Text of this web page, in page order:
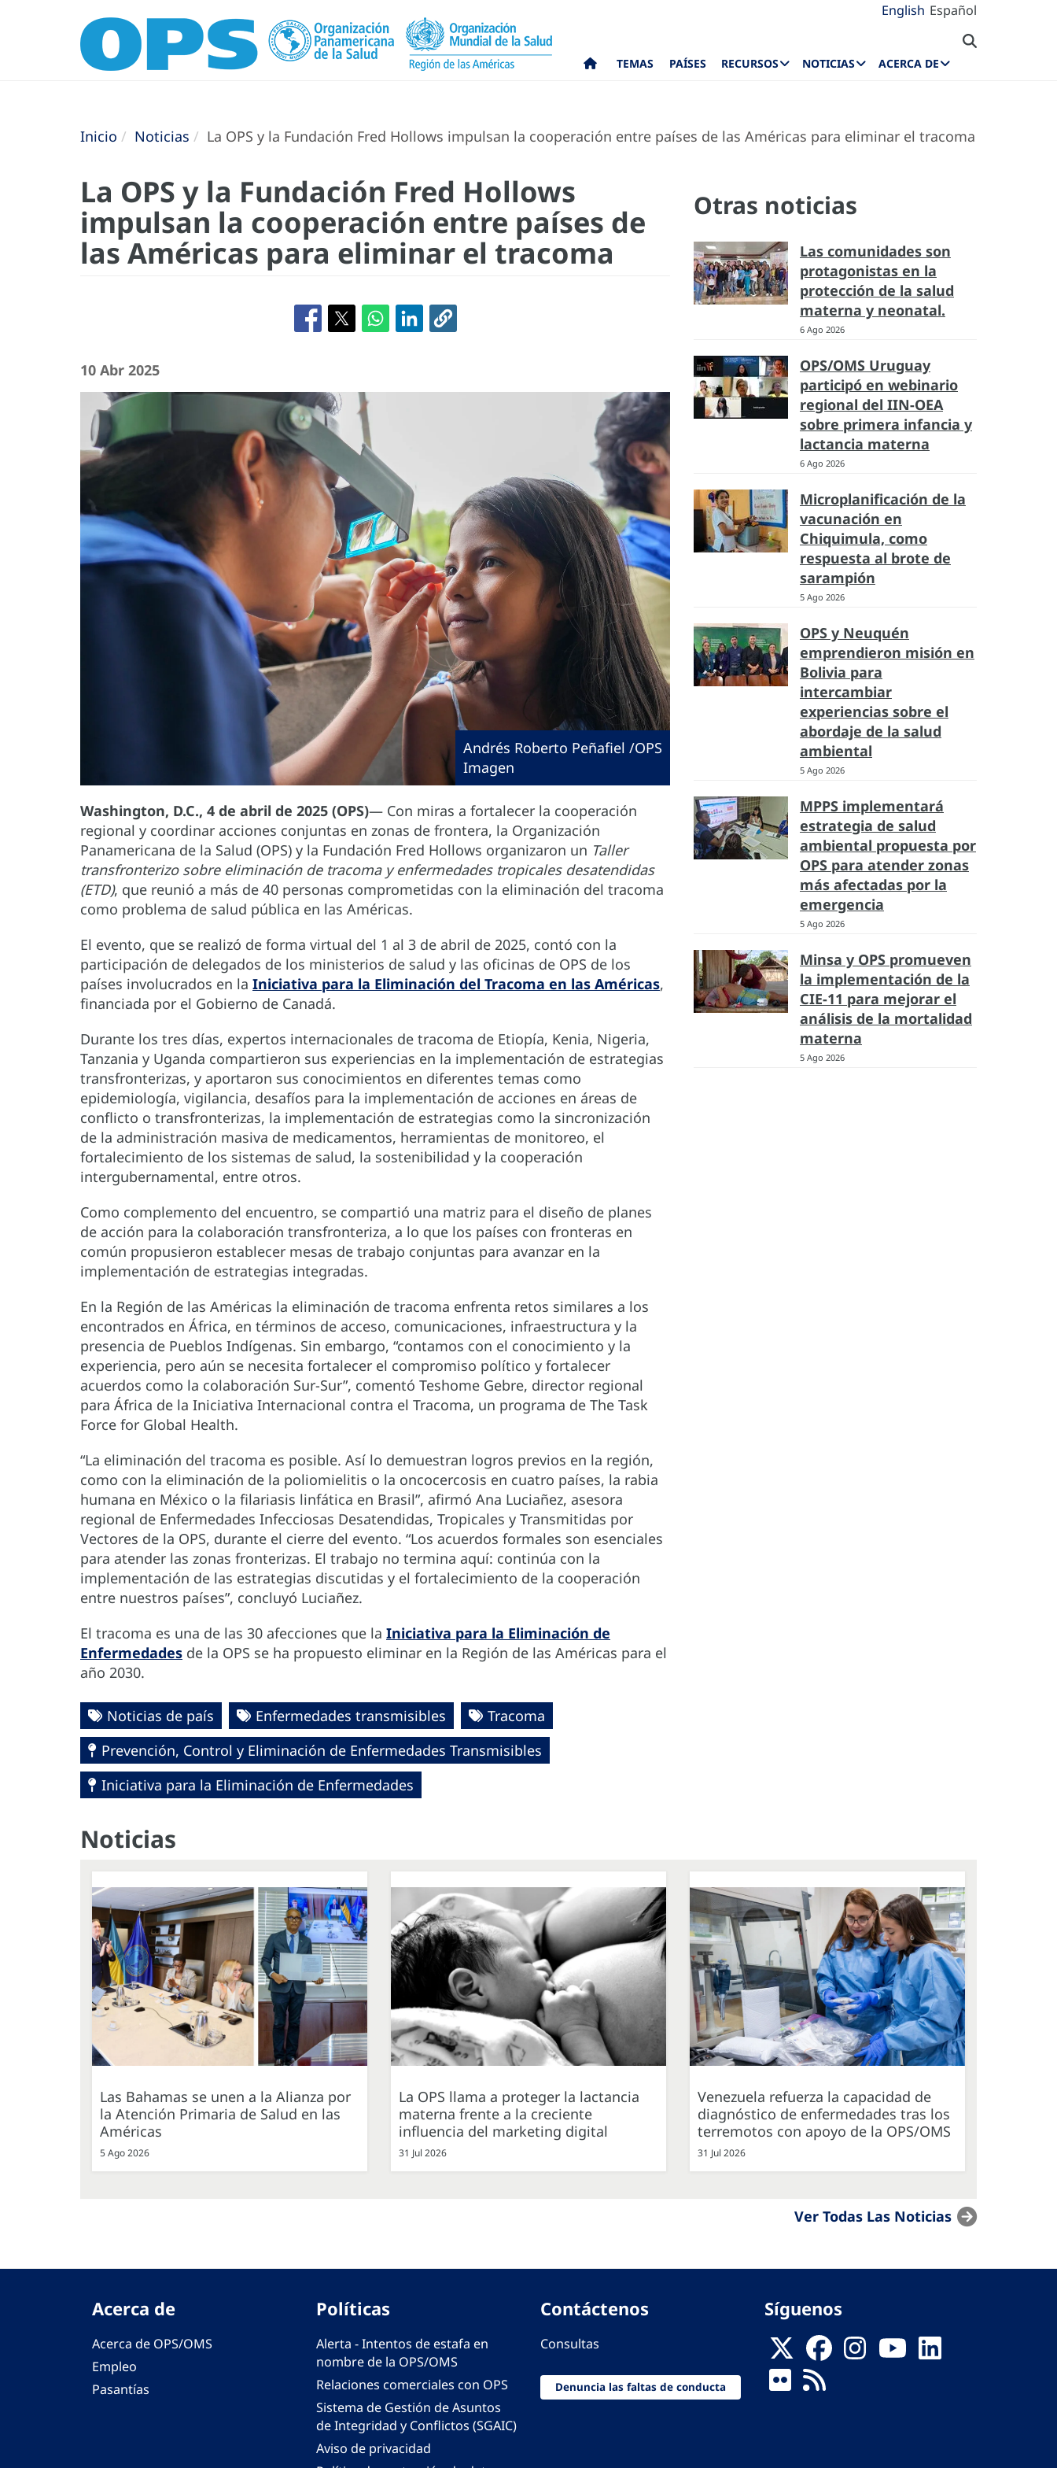
English Español
TEMAS PAÍSES RECURSOS NOTICIAS ACERCA DE
Inicio Noticias La OPS y la Fundación Fred Hollows impulsan la cooperación entre países de las Américas para eliminar el tracoma
La OPS y la Fundación Fred Hollows
impulsan la cooperación entre países de
las Américas para eliminar el tracoma
10 Abr 2025
Andrés Roberto Peñafiel /OPS
Imagen
Washington, D.C., 4 de abril de 2025 (OPS)— Con miras a fortalecer la cooperación
regional y coordinar acciones conjuntas en zonas de frontera, la Organización
Panamericana de la Salud (OPS) y la Fundación Fred Hollows organizaron un Taller
transfronterizo sobre eliminación de tracoma y enfermedades tropicales desatendidas
(ETD), que reunió a más de 40 personas comprometidas con la eliminación del tracoma
como problema de salud pública en las Américas.
El evento, que se realizó de forma virtual del 1 al 3 de abril de 2025, contó con la
participación de delegados de los ministerios de salud y las oficinas de OPS de los
países involucrados en la Iniciativa para la Eliminación del Tracoma en las Américas,
financiada por el Gobierno de Canadá.
Durante los tres días, expertos internacionales de tracoma de Etiopía, Kenia, Nigeria,
Tanzania y Uganda compartieron sus experiencias en la implementación de estrategias
transfronterizas, y aportaron sus conocimientos en diferentes temas como
epidemiología, vigilancia, desafíos para la implementación de acciones en áreas de
conflicto o transfronterizas, la implementación de estrategias como la sincronización
de la administración masiva de medicamentos, herramientas de monitoreo, el
fortalecimiento de los sistemas de salud, la sostenibilidad y la cooperación
intergubernamental, entre otros.
Como complemento del encuentro, se compartió una matriz para el diseño de planes
de acción para la colaboración transfronteriza, a lo que los países con fronteras en
común propusieron establecer mesas de trabajo conjuntas para avanzar en la
implementación de estrategias integradas.
En la Región de las Américas la eliminación de tracoma enfrenta retos similares a los
encontrados en África, en términos de acceso, comunicaciones, infraestructura y la
presencia de Pueblos Indígenas. Sin embargo, “contamos con el conocimiento y la
experiencia, pero aún se necesita fortalecer el compromiso político y fortalecer
acuerdos como la colaboración Sur-Sur”, comentó Teshome Gebre, director regional
para África de la Iniciativa Internacional contra el Tracoma, un programa de The Task
Force for Global Health.
“La eliminación del tracoma es posible. Así lo demuestran logros previos en la región,
como con la eliminación de la poliomielitis o la oncocercosis en cuatro países, la rabia
humana en México o la filariasis linfática en Brasil”, afirmó Ana Luciañez, asesora
regional de Enfermedades Infecciosas Desatendidas, Tropicales y Transmitidas por
Vectores de la OPS, durante el cierre del evento. “Los acuerdos formales son esenciales
para atender las zonas fronterizas. El trabajo no termina aquí: continúa con la
implementación de las estrategias discutidas y el fortalecimiento de la cooperación
entre nuestros países”, concluyó Luciañez.
El tracoma es una de las 30 afecciones que la Iniciativa para la Eliminación de
Enfermedades de la OPS se ha propuesto eliminar en la Región de las Américas para el
año 2030.
Noticias de país Enfermedades transmisibles
Tracoma
Prevención, Control y Eliminación de Enfermedades Transmisibles
Iniciativa para la Eliminación de Enfermedades
Otras noticias
Las comunidades son
protagonistas en la
protección de la salud
materna y neonatal.
6 Ago 2026
OPS/OMS Uruguay
participó en webinario
regional del IIN-OEA
sobre primera infancia y
lactancia materna
6 Ago 2026
Microplanificación de la
vacunación en
Chiquimula, como
respuesta al brote de
sarampión
5 Ago 2026
OPS y Neuquén
emprendieron misión en
Bolivia para
intercambiar
experiencias sobre el
abordaje de la salud
ambiental
5 Ago 2026
MPPS implementará
estrategia de salud
ambiental propuesta por
OPS para atender zonas
más afectadas por la
emergencia
5 Ago 2026
Minsa y OPS promueven
la implementación de la
CIE-11 para mejorar el
análisis de la mortalidad
materna
5 Ago 2026
Noticias
Las Bahamas se unen a la Alianza por
la Atención Primaria de Salud en las
Américas
5 Ago 2026
La OPS llama a proteger la lactancia
materna frente a la creciente
influencia del marketing digital
31 Jul 2026
Venezuela refuerza la capacidad de
diagnóstico de enfermedades tras los
terremotos con apoyo de la OPS/OMS
31 Jul 2026
Ver Todas Las Noticias
Acerca de
Acerca de OPS/OMS
Empleo
Pasantías
Políticas
Alerta - Intentos de estafa en
nombre de la OPS/OMS
Relaciones comerciales con OPS
Sistema de Gestión de Asuntos
de Integridad y Conflictos (SGAIC)
Aviso de privacidad
Contáctenos
Consultas
Denuncia las faltas de conducta
Síguenos